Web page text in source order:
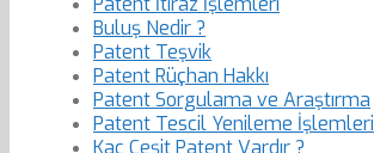
Buluş Nedir ?
Patent Teşvik
Patent Rüçhan Hakkı
Patent Sorgulama ve Araştırma
Patent Tescil Yenileme İşlemleri
Kaç Çeşit Patent Vardır ?